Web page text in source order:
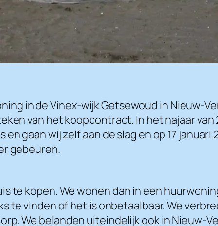
in de Vinex-wijk Getsewoud in Nieuw-
van het koopcontract. In het najaar
gaan wij zelf aan de slag en op 17
gebeuren.
te kopen. We wonen dan in een
te vinden of het is onbetaalbaar. We
We belanden uiteindelijk ook in Nieuw-